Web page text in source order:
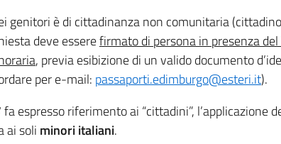
genitori è di cittadinanza non comunitaria
deve esserefirmato di persona in presenza
, previa esibizione di un valido documento
per e-mail: passaporti.edimburgo@esteri.it).
espresso riferimento ai “cittadini”, l’applicazione
ai soli minori italiani.